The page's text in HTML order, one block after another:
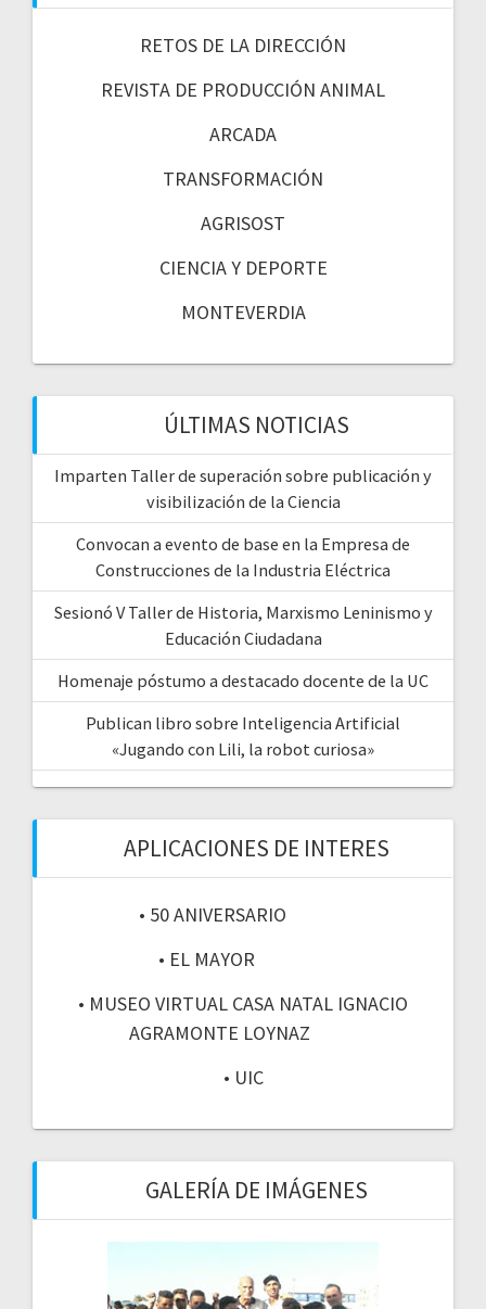
RETOS DE LA DIRECCIÓN
REVISTA DE PRODUCCIÓN ANIMAL
ARCADA
TRANSFORMACIÓN
AGRISOST
CIENCIA Y DEPORTE
MONTEVERDIA
ÚLTIMAS NOTICIAS
Imparten Taller de superación sobre publicación y
visibilización de la Ciencia
Convocan a evento de base en la Empresa de
Construcciones de la Industria Eléctrica
Sesionó V Taller de Historia, Marxismo Leninismo y
Educación Ciudadana
Homenaje póstumo a destacado docente de la UC
Publican libro sobre Inteligencia Artificial
«Jugando con Lili, la robot curiosa»
APLICACIONES DE INTERES
• 50 ANIVERSARIO
• EL MAYOR
• MUSEO VIRTUAL CASA NATAL IGNACIO
AGRAMONTE LOYNAZ
• UIC
GALERÍA DE IMÁGENES